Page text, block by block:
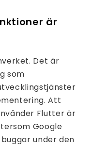
är
Det är
som
Att
Flutter är
Google
under den